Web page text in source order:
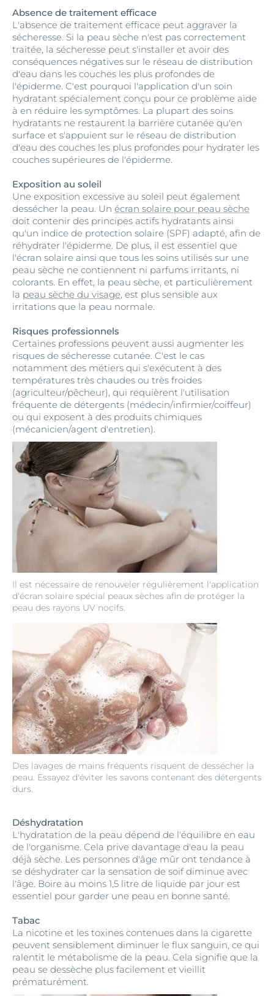
Absence de traitement efficace
L'absence de traitement efficace peut aggraver la
sécheresse. Si la peau sèche n'est pas correctement
traitée, la sécheresse peut s'installer et avoir des
conséquences négatives sur le réseau de distribution
d'eau dans les couches les plus profondes de
l'épiderme. C'est pourquoi l'application d'un soin
hydratant spécialement conçu pour ce problème aide
à en réduire les symptômes. La plupart des soins
hydratants ne restaurent la barrière cutanée qu'en
surface et s'appuient sur le réseau de distribution
d'eau des couches les plus profondes pour hydrater les
couches supérieures de l'épiderme.
Il est nécessaire de renouveler régulièrement l'application
d'écran solaire spécial peaux sèches afin de protéger la
peau des rayons UV nocifs.
Des lavages de mains fréquents risquent de dessécher la
peau. Essayez d'éviter les savons contenant des détergents
durs.
Exposition au soleil
Une exposition excessive au soleil peut également
dessécher la peau. Un écran solaire pour peau sèche
doit contenir des principes actifs hydratants ainsi
qu'un indice de protection solaire (SPF) adapté, afin de
réhydrater l'épiderme. De plus, il est essentiel que
l'écran solaire ainsi que tous les soins utilisés sur une
peau sèche ne contiennent ni parfums irritants, ni
colorants. En effet, la peau sèche, et particulièrement
la peau sèche du visage, est plus sensible aux
irritations que la peau normale.
Risques professionnels
Certaines professions peuvent aussi augmenter les
risques de sécheresse cutanée. C'est le cas
notamment des métiers qui s'exécutent à des
températures très chaudes ou très froides
(agriculteur/pêcheur), qui requièrent l'utilisation
fréquente de détergents (médecin/infirmier/coiffeur)
ou qui exposent à des produits chimiques
(mécanicien/agent d'entretien).
Déshydratation
L'hydratation de la peau dépend de l'équilibre en eau
de l'organisme. Cela prive davantage d'eau la peau
déjà sèche. Les personnes d'âge mûr ont tendance à
se déshydrater car la sensation de soif diminue avec
l'âge. Boire au moins 1,5 litre de liquide par jour est
essentiel pour garder une peau en bonne santé.
Tabac
La nicotine et les toxines contenues dans la cigarette
peuvent sensiblement diminuer le flux sanguin, ce qui
ralentit le métabolisme de la peau. Cela signifie que la
peau se dessèche plus facilement et vieillit
prématurément.